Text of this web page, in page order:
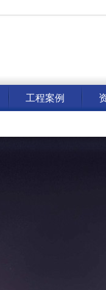
工程案例